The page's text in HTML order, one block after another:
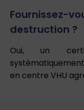
Fournissez-
destruction ?
Oui, un
en centre VHU